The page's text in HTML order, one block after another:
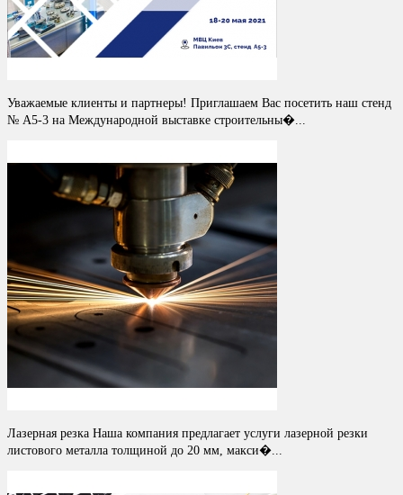
Уважаемые клиенты и партнеры! Приглашаем Вас посетить наш стенд
№ A5-3 на Международной выставке строительны�...
Лазерная резка Наша компания предлагает услуги лазерной резки
листового металла толщиной до 20 мм, макси�...